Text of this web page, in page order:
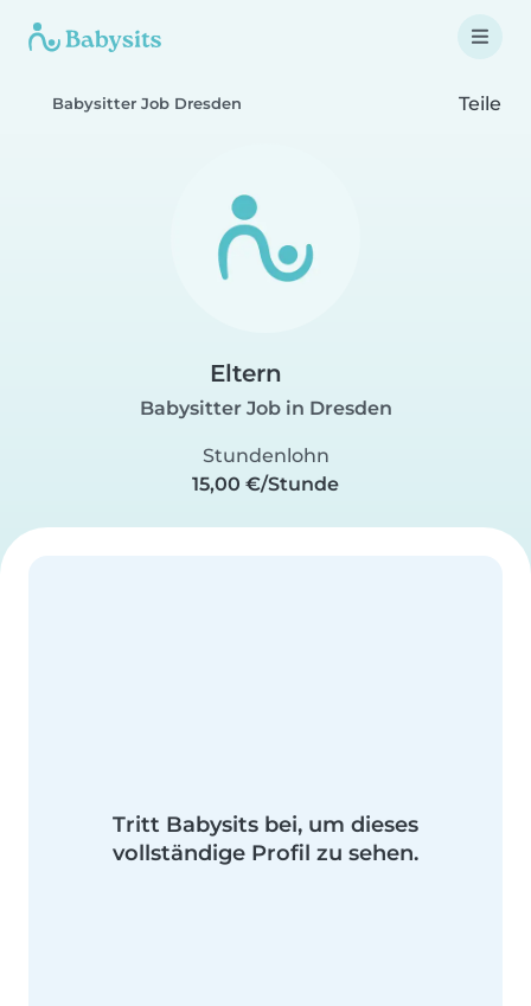
Babysitter Job Dresden Teile
Eltern
Babysitter Job in Dresden
Stundenlohn
15,00 €/Stunde
Tritt Babysits bei, um dieses
vollständige Profil zu sehen.